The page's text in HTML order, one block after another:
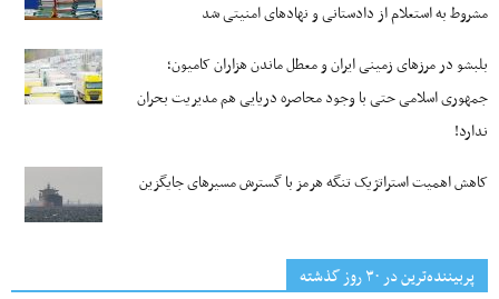
مشروط به استعلام از دادستانی و نهادهای امنیتی شد
بلبشو در مرزهای زمینی ایران و معطل ماندن هزاران کامیون؛
جمهوری اسلامی حتی با وجود محاصره دریایی هم مدیریت بحران
ندارد!
کاهش اهمیت استراتژیک تنگه‌ هرمز با گسترش مسیرهای جایگزین
پربیننده‌ترین‌ در ۳۰ روز گذشته